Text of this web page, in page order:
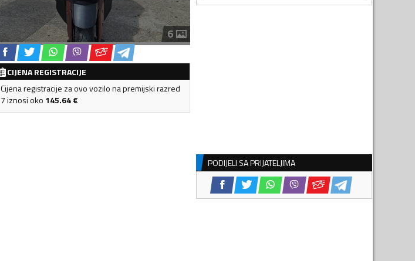
6
CIJENA REGISTRACIJE
Cijena registracije za ovo vozilo na premijski razred
7 iznosi oko 145.64€
PODIJELI SA PRIJATELJIMA